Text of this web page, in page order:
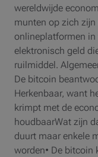
wereldwijde
munten op zich
onlineplatformen in
elektronisch geld
ruilmiddel.
De bitcoin
Herkenbaar, want
krimpt met de
houdbaarWat zijn
duurt maar enkele
worden• De bitcoin